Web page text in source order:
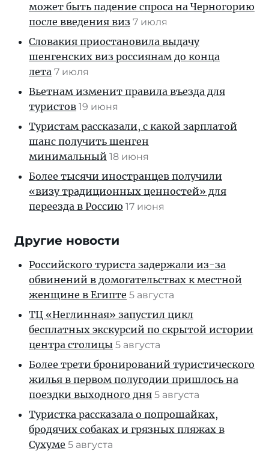
может быть падение спроса на Черногорию
после введения виз 7 июля
Словакия приостановила выдачу
шенгенских виз россиянам до конца
лета 7 июля
Вьетнам изменит правила въезда для
туристов 19 июня
Туристам рассказали, с какой зарплатой
шанс получить шенген
минимальный 18 июня
Более тысячи иностранцев получили
«визу традиционных ценностей» для
переезда в Россию 17 июня
Другие новости
Российского туриста задержали из-за
обвинений в домогательствах к местной
женщине в Египте 5 августа
ТЦ «Неглинная» запустил цикл
бесплатных экскурсий по скрытой истории
центра столицы 5 августа
Более трети бронирований туристического
жилья в первом полугодии пришлось на
поездки выходного дня 5 августа
Туристка рассказала о попрошайках,
бродячих собаках и грязных пляжах в
Сухуме 5 августа